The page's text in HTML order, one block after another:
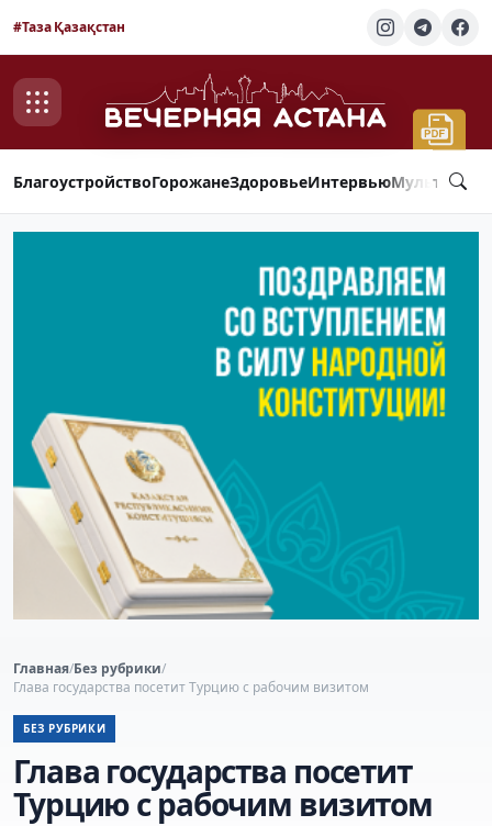
#Таза Қазақстан
БлагоустройствоГорожанеЗдоровьеИнтервью
Главная/Без рубрики/
Глава государства посетит Турцию с рабочим визитом
БЕЗ РУБРИКИ
Глава государства посетит
Турцию с рабочим визитом